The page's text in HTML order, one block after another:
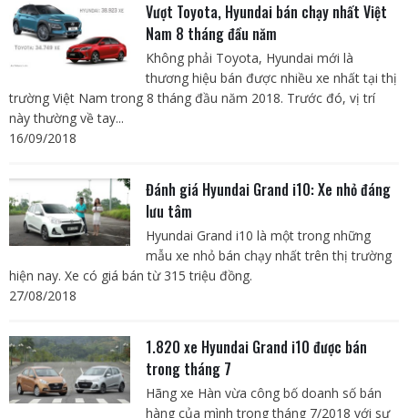
Vượt Toyota, Hyundai bán chạy nhất Việt
Nam 8 tháng đầu năm
Không phải Toyota, Hyundai mới là
thương hiệu bán được nhiều xe nhất tại thị
trường Việt Nam trong 8 tháng đầu năm 2018. Trước đó, vị trí
này thường về tay...
16/09/2018
Đánh giá Hyundai Grand i10: Xe nhỏ đáng
lưu tâm
Hyundai Grand i10 là một trong những
mẫu xe nhỏ bán chạy nhất trên thị trường
hiện nay. Xe có giá bán từ 315 triệu đồng.
27/08/2018
1.820 xe Hyundai Grand i10 được bán
trong tháng 7
Hãng xe Hàn vừa công bố doanh số bán
hàng của mình trong tháng 7/2018 với sự